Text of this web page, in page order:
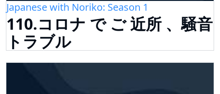
Japanese with Noriko: Season 1
110.コロナ で ご 近所 、騒音
トラブル